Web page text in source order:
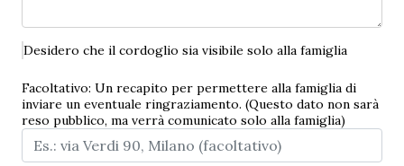
Desidero che il cordoglio sia visibile solo alla famiglia
Facoltativo: Un recapito per permettere alla famiglia di
inviare un eventuale ringraziamento. (Questo dato non sarà
reso pubblico, ma verrà comunicato solo alla famiglia)